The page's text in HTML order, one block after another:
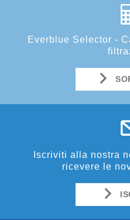
Everblue Selector -
Iscriviti alla nostra
ricevere le